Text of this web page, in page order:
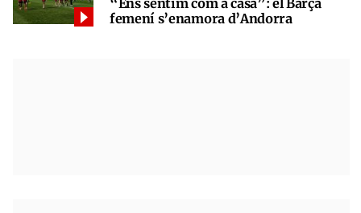
femení s’enamora d’Andorra